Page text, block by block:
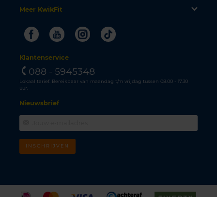
Meer KwikFit
FacebookYoutubeInstagram
Tiktok
Klantenservice
088 - 5945348
Lokaal tarief. Bereikbaar van maandag t/m vrijdag tussen 08.00 - 17.30
uur.
Nieuwsbrief
INSCHRIJVEN